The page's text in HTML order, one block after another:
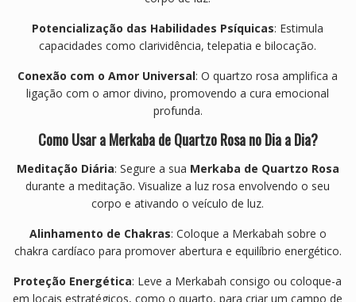
Potencialização das Habilidades Psíquicas: Estimula
capacidades como clarividência, telepatia e bilocação.
Conexão com o Amor Universal: O quartzo rosa amplifica a
ligação com o amor divino, promovendo a cura emocional
profunda.
Como Usar a Merkaba de Quartzo Rosa no Dia a Dia?
Meditação Diária: Segure a sua Merkaba de Quartzo Rosa
durante a meditação. Visualize a luz rosa envolvendo o seu
corpo e ativando o veículo de luz.
Alinhamento de Chakras: Coloque a Merkabah sobre o
chakra cardíaco para promover abertura e equilíbrio energético.
Proteção Energética: Leve a Merkabah consigo ou coloque-a
em locais estratégicos, como o quarto, para criar um campo de